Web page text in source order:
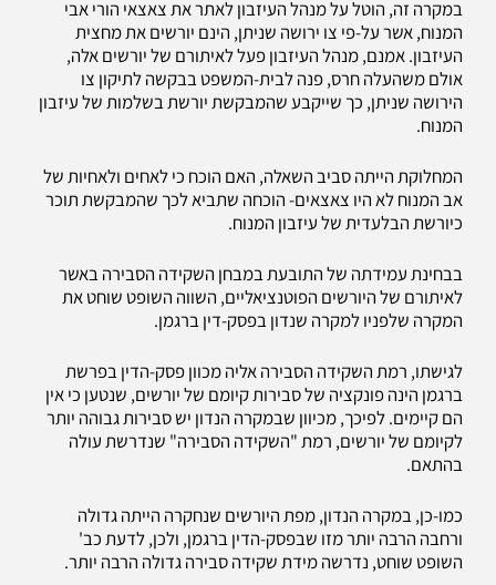
במקרה זה, הוטל על מנהל העיזבון לאתר את צאצאי הורי אבי
המנוח, אשר על-פי צו ירושה שניתן, הינם יורשים את מחצית
העיזבון. אמנם, מנהל העיזבון פעל לאיתורם של יורשים אלה,
אולם משהעלה חרס, פנה לבית-המשפט בבקשה לתיקון צו
הירושה שניתן, כך שייקבע שהמבקשת יורשת בשלמות של עיזבון
המנוח.
המחלוקת הייתה סביב השאלה, האם הוכח כי לאחים ולאחיות של
אב המנוח לא היו צאצאים- הוכחה שתביא לכך שהמבקשת תוכר
כיורשת הבלעדית של עיזבון המנוח.
בבחינת עמידתה של התובעת במבחן השקידה הסבירה באשר
לאיתורם של היורשים הפוטנציאליים, השווה השופט שוחט את
המקרה שלפניו למקרה שנדון בפסק-דין ברגמן.
לגישתו, רמת השקידה הסבירה אליה מכוון פסק-הדין בפרשת
ברגמן הינה פונקציה של סבירות קיומם של יורשים, שנטען כי אין
הם קיימים. לפיכך, מכיוון שבמקרה הנדון יש סבירות גבוהה יותר
לקיומם של יורשים, רמת "השקידה הסבירה" שנדרשת עולה
בהתאם.
כמו-כן, במקרה הנדון, מפת היורשים שנחקרה הייתה גדולה
ורחבה הרבה יותר מזו שבפסק-הדין ברגמן, ולכן, לדעת כב'
השופט שוחט, נדרשה מידת שקידה סבירה גדולה הרבה יותר.